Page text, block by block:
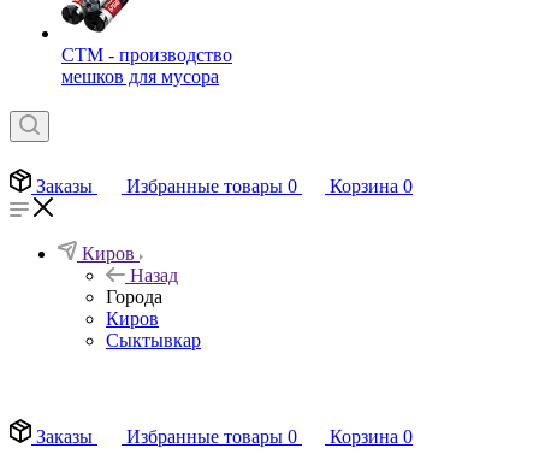
СТМ - производство
мешков для мусора
Заказы Избранные товары 0 Корзина 0
Киров
Назад
Города
Киров
Сыктывкар
Заказы
Избранные товары 0 Корзина 0